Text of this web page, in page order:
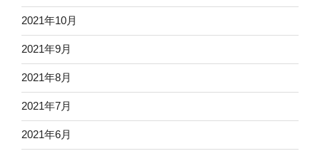
2021年10月
2021年9月
2021年8月
2021年7月
2021年6月